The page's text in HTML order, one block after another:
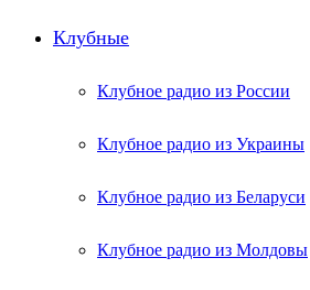
Клубные
Клубное радио из России
Клубное радио из Украины
Клубное радио из Беларуси
Клубное радио из Молдовы